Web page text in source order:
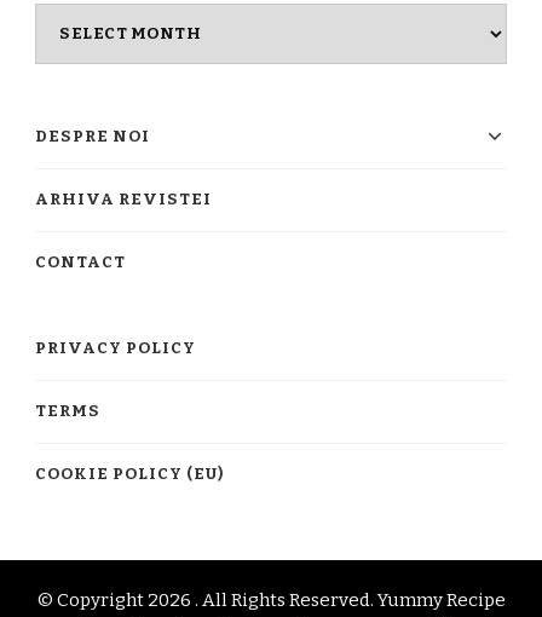
DESPRE NOI
ARHIVA REVISTEI
CONTACT
PRIVACY POLICY
TERMS
COOKIE POLICY (EU)
© Copyright 2026 . All Rights Reserved.Yummy Recipe